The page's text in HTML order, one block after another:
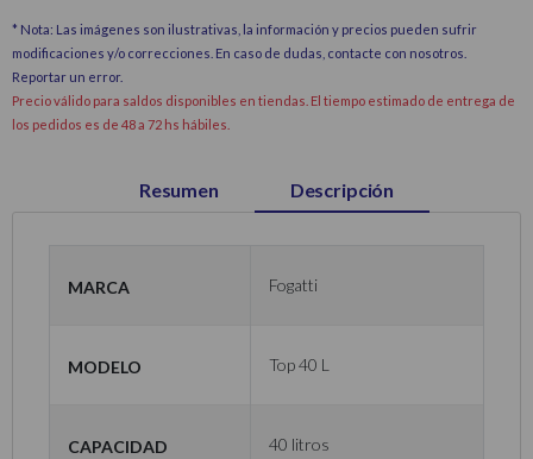
* Nota: Las imágenes son ilustrativas, la información y precios pueden sufrir
modificaciones y/o correcciones. En caso de dudas, contacte con nosotros.
Reportar un error.
Precio válido para saldos disponibles en tiendas. El tiempo estimado de entrega de
los pedidos es de 48 a 72 hs hábiles.
Resumen Descripción
Marca Fogatti
Modelo Top 40 L
Capacidad 40 litros